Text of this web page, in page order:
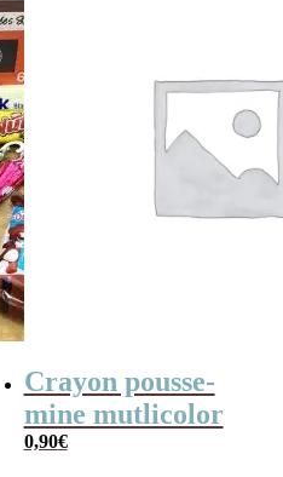
Crayon pousse-
mine mutlicolor
0,90€